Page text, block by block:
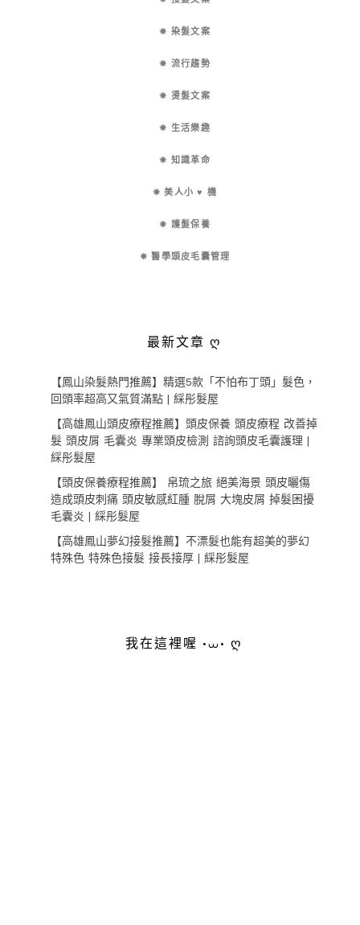
✵ 染髮文案
✵ 流行趨勢
✵ 燙髮文案
✵ 生活樂趣
✵ 知識革命
✵ 美人小 ♥ 機
✵ 護髮保養
✵ 醫學頭皮毛囊管理
最新文章 ღ
【鳳山染髮熱門推薦】精選5款「不怕布丁頭」髮色，
回頭率超高又氣質滿點 | 綵彤髮屋
【高雄鳳山頭皮療程推薦】頭皮保養 頭皮療程 改善掉
髮 頭皮屑 毛囊炎 專業頭皮檢測 諮詢頭皮毛囊護理 |
綵彤髮屋
【頭皮保養療程推薦】 帛琉之旅 絕美海景 頭皮曬傷
造成頭皮刺痛 頭皮敏感紅腫 脫屑 大塊皮屑 掉髮困擾
毛囊炎 | 綵彤髮屋
【高雄鳳山夢幻接髮推薦】不漂髮也能有超美的夢幻
特殊色 特殊色接髮 接長接厚 | 綵彤髮屋
我在這裡喔 •⩊• ღ